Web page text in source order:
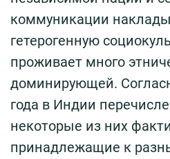
коммуникации
гетерогенную
проживает много
доминирующей.
года в Индии
некоторые из них
принадлежащие к